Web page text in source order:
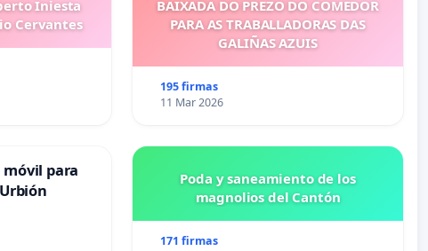
Iniesta
Cervantes
BAIXADA DO PREZO DO COMEDOR
PARA AS TRABALLADORAS DAS
GALIÑAS AZUIS
195 firmas
11 Mar 2026
para
Poda y saneamiento de los
magnolios del Cantón
171 firmas